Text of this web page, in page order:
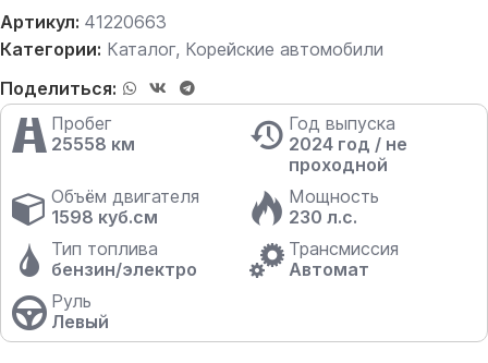
Артикул: 41220663
Категории: Каталог, Корейские автомобили
Поделиться:
Пробег
25558 км
Год выпуска
2024 год / не
проходной
Объём двигателя
1598 куб.см
Мощность
230 л.с.
Тип топлива
бензин/электро
Трансмиссия
Автомат
Руль
Левый